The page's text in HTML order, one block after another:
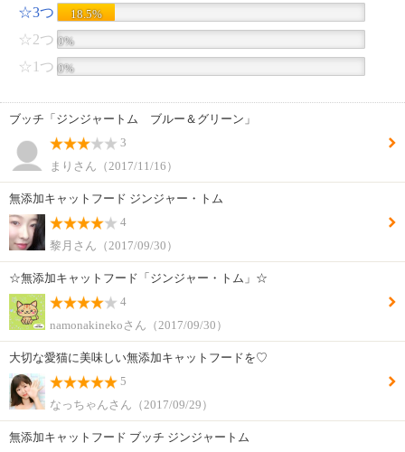
☆3つ 18.5%
☆2つ 0%
☆1つ 0%
ブッチ「ジンジャートム ブルー＆グリーン」
3
まりさん（2017/11/16）
無添加キャットフード ジンジャー・トム
4
黎月さん（2017/09/30）
☆無添加キャットフード「ジンジャー・トム」☆
4
namonakinekoさん（2017/09/30）
大切な愛猫に美味しい無添加キャットフードを♡
5
なっちゃんさん（2017/09/29）
無添加キャットフード ブッチ ジンジャートム